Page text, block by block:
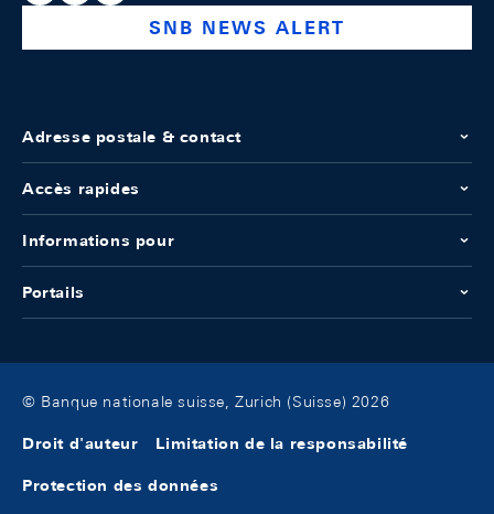
SNB NEWS ALERT
Adresse postale & contact
Accès rapides
Informations pour
Portails
© Banque nationale suisse, Zurich (Suisse) 2026
Droit d'auteur Limitation de la responsabilité
Protection des données